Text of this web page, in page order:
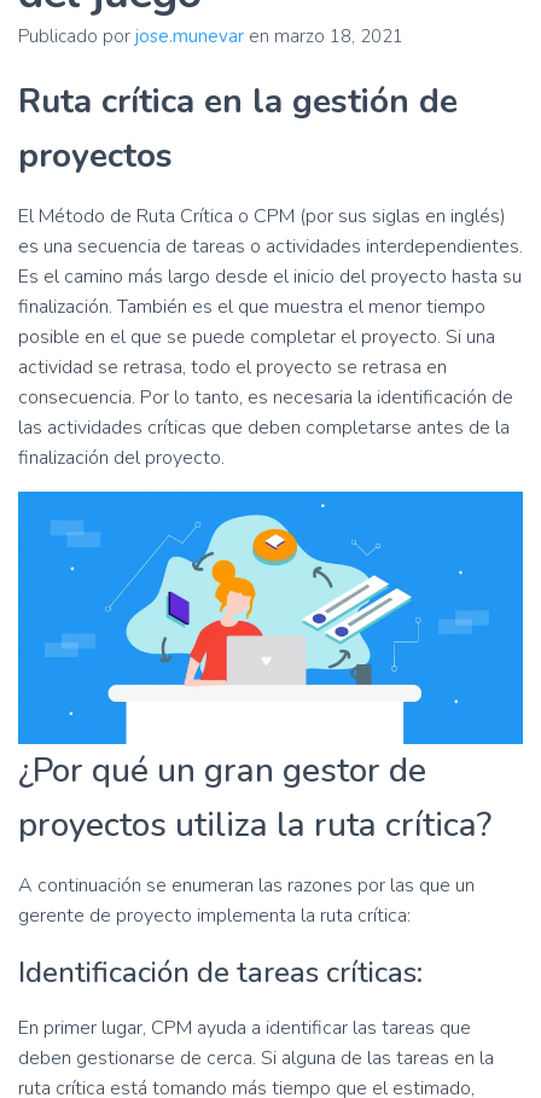
Publicado por jose.munevar en marzo 18, 2021
Ruta crítica en la gestión de
proyectos
El Método de Ruta Crítica o CPM (por sus siglas en inglés)
es una secuencia de tareas o actividades interdependientes.
Es el camino más largo desde el inicio del proyecto hasta su
finalización. También es el que muestra el menor tiempo
posible en el que se puede completar el proyecto. Si una
actividad se retrasa, todo el proyecto se retrasa en
consecuencia. Por lo tanto, es necesaria la identificación de
las actividades críticas que deben completarse antes de la
finalización del proyecto.
¿Por qué un gran gestor de
proyectos utiliza la ruta crítica?
A continuación se enumeran las razones por las que un
gerente de proyecto implementa la ruta crítica:
Identificación de tareas críticas:
En primer lugar, CPM ayuda a identificar las tareas que
deben gestionarse de cerca. Si alguna de las tareas en la
ruta crítica está tomando más tiempo que el estimado,